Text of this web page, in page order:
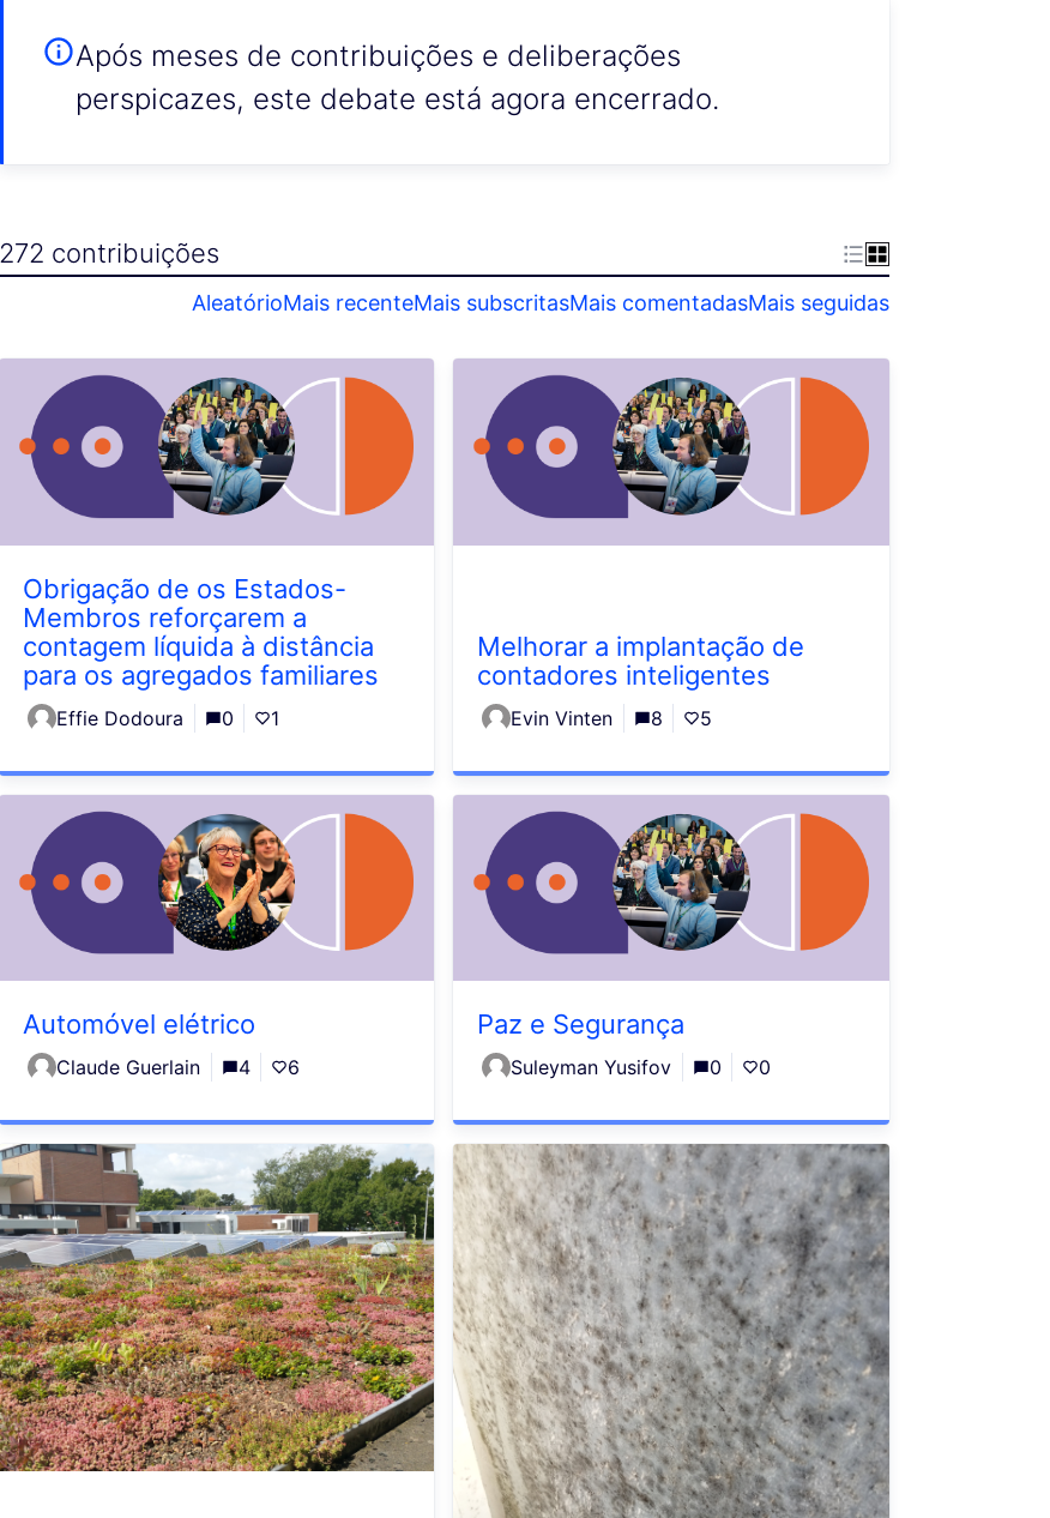
Após meses de contribuições e deliberações
perspicazes, este debate está agora encerrado.
272 contribuições
AleatórioMais recenteMais subscritasMais comentadasMais seguidas
Obrigação de os Estados-
Membros reforçarem a
contagem líquida à distância
para os agregados familiares
Effie Dodoura 0 1
Melhorar a implantação de
contadores inteligentes
Evin Vinten 8 5
Automóvel elétrico
Claude Guerlain 4 6
Paz e Segurança
Suleyman Yusifov 0 0